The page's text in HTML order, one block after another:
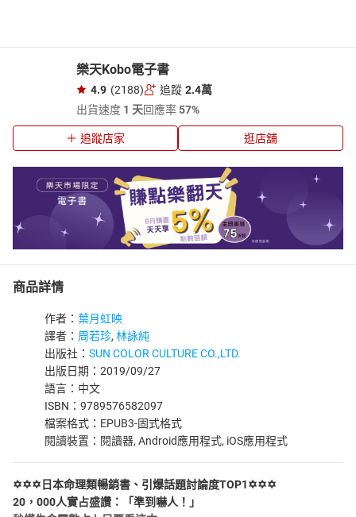
樂天Kobo電子書
4.9 (2188) 追蹤 2.4萬
出貨速度 1 天回應率57%
追蹤店家 逛店舖
商品詳情
作者： 葉月虹映
譯者： 周若珍, 林詠純
出版社： SUN COLOR CULTURE CO.,LTD.
出版日期：2019/09/27
語言：中文
ISBN：9789576582097
檔案格式：EPUB3-固式格式
閱讀裝置：閱讀器, Android應用程式, iOS應用程式
✡✡✡日本命理類暢銷書、引爆話題討論度TOP1✡✡✡
20，000人實占盛讚：「準到嚇人！」